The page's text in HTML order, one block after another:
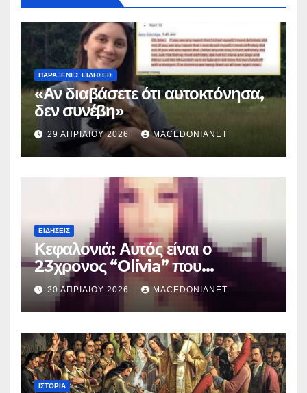
ΠΑΡΆΞΕΝΕΣ ΕΙΔΉΣΕΙΣ
«Αν διαβάσετε ότι αυτοκτόνησα,
δεν συνέβη»
29 ΑΠΡΙΛΊΟΥ 2026 MACEDONIANET
ΕΙΔΉΣΕΙΣ
Κεφαλονιά: Αυτός είναι ο
23χρονος “Olivia” που
κατηγορείται για τον θάνατο της
Μυρτούς
20 ΑΠΡΙΛΊΟΥ 2026 MACEDONIANET
ΙΣΤΟΡΊΑ